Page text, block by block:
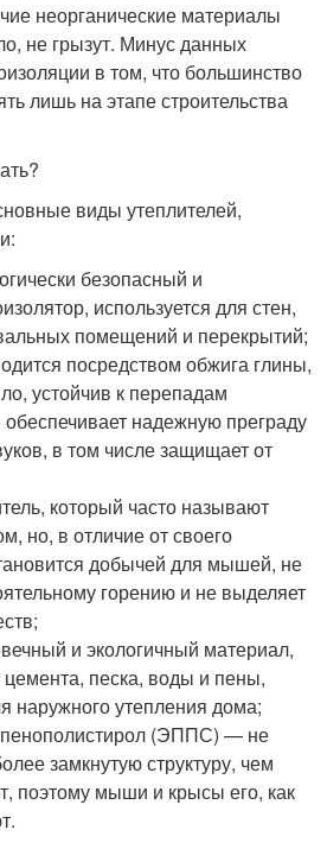
неорганические материалы
не грызут. Минус данных
в том, что большинство
лишь на этапе строительства
виды утеплителей,
безопасный и
используется для стен,
помещений и перекрытий;
посредством обжига глины,
устойчив к перепадам
надежную преграду
в том числе защищает от
который часто называют
но, в отличие от своего
добычей для мышей, не
горению и не выделяет
и экологичный материал,
цемента, песка, воды и пены,
наружного утепления дома;
пенополистирол (ЭППС) — не
замкнутую структуру, чем
поэтому мыши и крысы его, как